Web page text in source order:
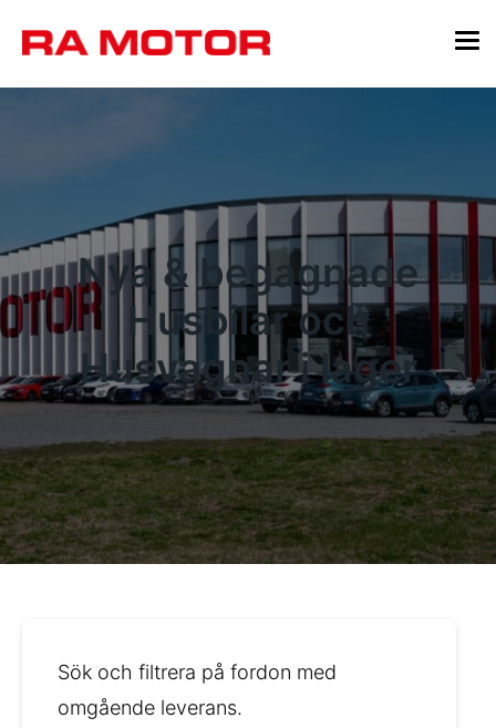
Nya & begagnade
Husbilar och
Husvagnar i lager
Sök och filtrera på fordon med
omgående leverans.